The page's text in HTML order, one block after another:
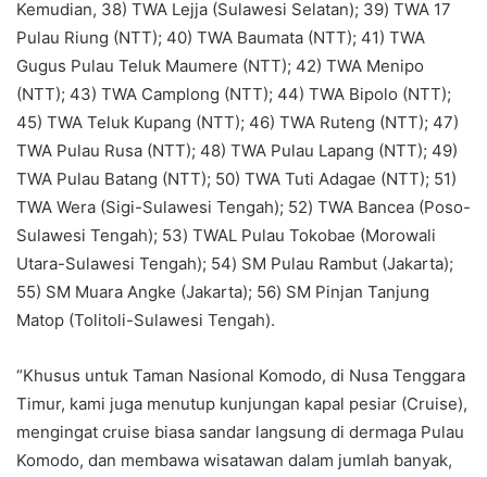
Kemudian, 38) TWA Lejja (Sulawesi Selatan); 39) TWA 17
Pulau Riung (NTT); 40) TWA Baumata (NTT); 41) TWA
Gugus Pulau Teluk Maumere (NTT); 42) TWA Menipo
(NTT); 43) TWA Camplong (NTT); 44) TWA Bipolo (NTT);
45) TWA Teluk Kupang (NTT); 46) TWA Ruteng (NTT); 47)
TWA Pulau Rusa (NTT); 48) TWA Pulau Lapang (NTT); 49)
TWA Pulau Batang (NTT); 50) TWA Tuti Adagae (NTT); 51)
TWA Wera (Sigi-Sulawesi Tengah); 52) TWA Bancea (Poso-
Sulawesi Tengah); 53) TWAL Pulau Tokobae (Morowali
Utara-Sulawesi Tengah); 54) SM Pulau Rambut (Jakarta);
55) SM Muara Angke (Jakarta); 56) SM Pinjan Tanjung
Matop (Tolitoli-Sulawesi Tengah).
“Khusus untuk Taman Nasional Komodo, di Nusa Tenggara
Timur, kami juga menutup kunjungan kapal pesiar (Cruise),
mengingat cruise biasa sandar langsung di dermaga Pulau
Komodo, dan membawa wisatawan dalam jumlah banyak,